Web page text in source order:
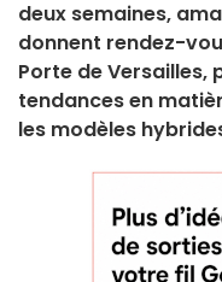
deux semaines,
donnent rendez-
Porte de Versailles,
tendances en
les modèles